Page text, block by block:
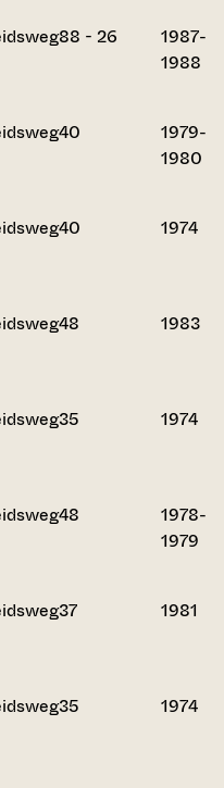
88 - 26
1987-
1988
40
1979-
1980
40 1974
48 1983
35 1974
48
1978-
1979
37 1981
35 1974